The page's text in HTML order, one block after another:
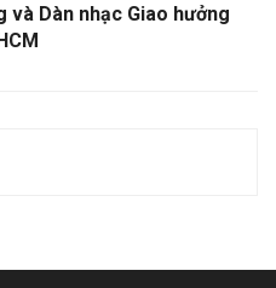
và Dàn nhạc Giao hưởng